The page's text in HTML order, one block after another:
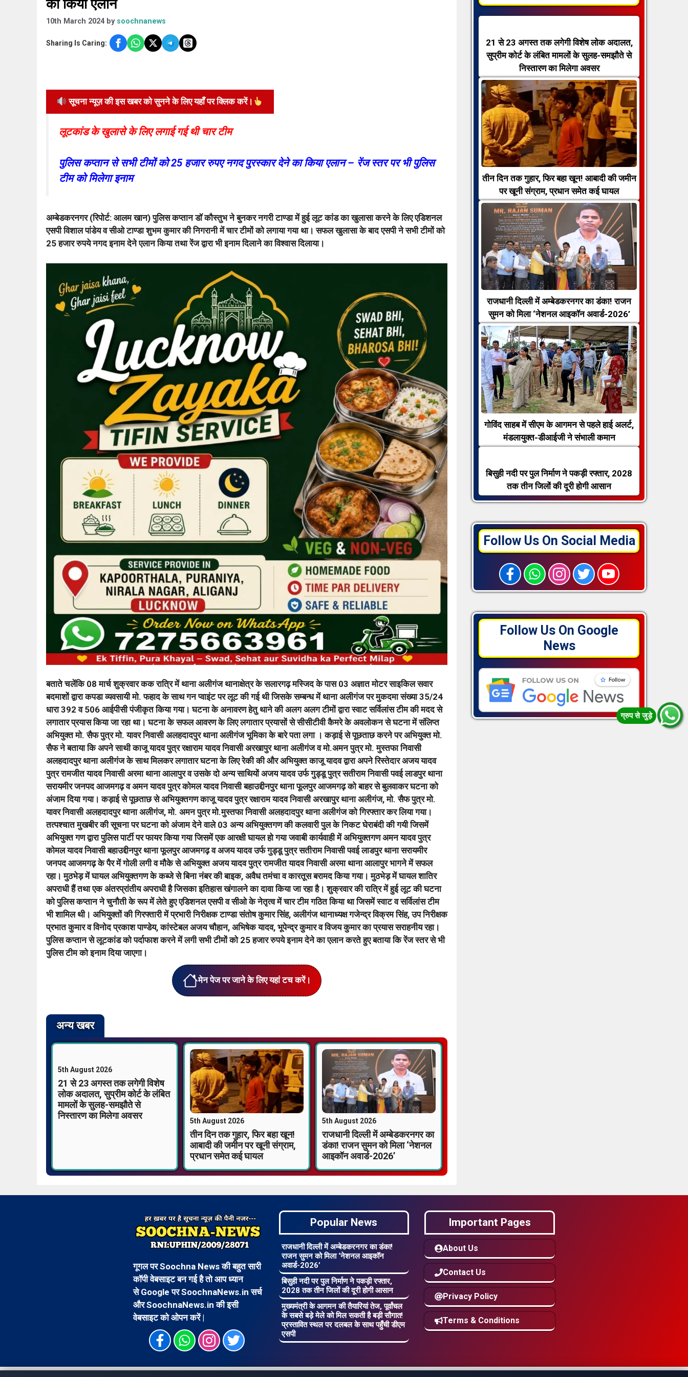
का किया एलान
10th March 2024 by soochnanews
Sharing Is Caring:
सूचना न्यूज़ की इस खबर को सुनने के लिए यहाँ पर क्लिक करें।
लूटकांड के खुलासे के लिए लगाई गई थी चार टीम
पुलिस कप्तान से सभी टीमों को 25 हजार रुपए नगद पुरस्कार देने का किया एलान – रेंज स्तर पर भी पुलिस
टीम को मिलेगा इनाम
अम्बेडकरनगर (रिपोर्ट: आलम खान) पुलिस कप्तान डॉ कौस्तुभ ने बुनकर नगरी टाण्डा में हुई लूट कांड का खुलासा करने के लिए एडिशनल
एसपी विशाल पांडेय व सीओ टाण्डा शुभम कुमार की निगरानी में चार टीमों को लगाया गया था। सफल खुलासा के बाद एसपी ने सभी टीमों को
25 हजार रुपये नगद इनाम देने एलान किया तथा रेंज द्वारा भी इनाम दिलाने का विश्वास दिलाया।
बताते चलेंकि 08 मार्च शुक्रवार कक रात्रि में थाना अलीगंज थानाक्षेत्र के सलारगढ़ मस्जिद के पास 03 अज्ञात मोटर साइकिल सवार
बदमाशों द्वारा कपडा व्यवसायी मो. फहाद के साथ गन प्वाइंट पर लूट की गई थी जिसके सम्बन्ध में थाना अलीगंज पर मुकदमा संख्या 35/24
धारा 392 व 506 आईपीसी पंजीकृत किया गया। घटना के अनावरण हेतु थाने की अलग अलग टीमों द्वारा स्वाट सर्विलांस टीम की मदद से
लगातार प्रयास किया जा रहा था। घटना के सफल आवरण के लिए लगातार प्रयासों से सीसीटीवी कैमरे के अवलोकन से घटना में संलिप्त
अभियुक्त मो. सैफ पुत्र मो. यावर निवासी अलहदादपुर थाना अलीगंज भूमिका के बारे पता लगा । कड़ाई से पूछताछ करने पर अभियुक्त मो.
सैफ ने बताया कि अपने साथी काजू यादव पुत्र रक्षाराम यादव निवासी अरखापुर थाना अलीगंज व मो.अमन पुत्र मो. मुस्तफा निवासी
अलहदादपुर थाना अलीगंज के साथ मिलकर लगातार घटना के लिए रेकी की और अभियुक्त काजू यादव द्वारा अपने रिस्तेदार अजय यादव
पुत्र रामजीत यादव निवासी अरमा थाना आलापुर व उसके दो अन्य साथियों अजय यादव उर्फ गुड्डू पुत्र सतीराम निवासी पवई लाडपुर थाना
सरायमीर जनपद आजमगढ़ व अमन यादव पुत्र कोमल यादव निवासी बहाउद्दीनपुर थाना फूलपुर आजमगढ़ को बाहर से बुलवाकर घटना को
अंजाम दिया गया। कड़ाई से पूछताछ से अभियुक्तगण काजू यादव पुत्र रक्षाराम यादव निवासी अरखापुर थाना अलीगंज, मो. सैफ पुत्र मो.
यावर निवासी अलहदादपुर थाना अलीगंज, मो. अमन पुत्र मो.मुस्तफा निवासी अलहदादपुर थाना अलीगंज को गिरफ्तार कर लिया गया।
तत्पश्चात मुखबीर की सूचना पर घटना को अंजाम देने वाले 03 अन्य अभियुक्तगण की कलवारी पुल के निकट घेराबंदी की गयी जिसमें
अभियुक्त गण द्वारा पुलिस पार्टी पर फायर किया गया जिसमें एक आरक्षी घायल हो गया जवाबी कार्यवाही में अभियुक्तगण अमन यादव पुत्र
कोमल यादव निवासी बहाउद्दीनपुर थाना फूलपुर आजमगढ़ व अजय यादव उर्फ गुड्डू पुत्र सतीराम निवासी पवई लाडपुर थाना सरायमीर
जनपद आजमगढ़ के पैर में गोली लगी व मौके से अभियुक्त अजय यादव पुत्र रामजीत यादव निवासी अरमा थाना आलापुर भागने में सफल
रहा। मुठभेड़ में घायल अभियुक्तगण के कब्जे से बिना नंबर की बाइक, अवैध तमंचा व कारतूस बरामद किया गया। मुठभेड़ में घायल शातिर
अपराधी हैं तथा एक अंतरप्रांतीय अपराधी है जिसका इतिहास खंगालने का दावा किया जा रहा है। शुक्रवार की रात्रि में हुई लूट की घटना
को पुलिस कप्तान ने चुनौती के रूप में लेते हुए एडिशनल एसपी व सीओ के नेतृत्व में चार टीम गठित किया था जिसमें स्वाट व सर्विलांस टीम
भी शामिल थी। अभियुक्तों की गिरफ्तारी में प्रभारी निरीक्षक टाण्डा संतोष कुमार सिंह, अलीगंज थानाध्यक्ष गजेन्द्र विक्रम सिंह, उप निरीक्षक
प्रभात कुमार व विनोद प्रकाश पाण्डेय, कांस्टेबल अजय चौहान, अभिषेक यादव, भूपेन्द्र कुमार व विजय कुमार का प्रयास सराहनीय रहा।
पुलिस कप्तान से लूटकांड को पर्दाफाश करने में लगी सभी टीमों को 25 हजार रुपये इनाम देने का एलान करते हुए बताया कि रेंज स्तर से भी
पुलिस टीम को इनाम दिया जाएगा।
मेन पेज पर जाने के लिए यहां टच करें।
अन्य खबर
5th August 2026
21 से 23 अगस्त तक लगेगी विशेष
लोक अदालत, सुप्रीम कोर्ट के लंबित
मामलों के सुलह-समझौते से
निस्तारण का मिलेगा अवसर
5th August 2026
तीन दिन तक गुहार, फिर बहा खून!
आबादी की जमीन पर खूनी संग्राम,
प्रधान समेत कई घायल
5th August 2026
राजधानी दिल्ली में अम्बेडकरनगर का
डंका! राजन सुमन को मिला ‘नेशनल
आइकॉन अवार्ड-2026’
21 से 23 अगस्त तक लगेगी विशेष लोक अदालत,
सुप्रीम कोर्ट के लंबित मामलों के सुलह-समझौते से
निस्तारण का मिलेगा अवसर
तीन दिन तक गुहार, फिर बहा खून! आबादी की जमीन
पर खूनी संग्राम, प्रधान समेत कई घायल
राजधानी दिल्ली में अम्बेडकरनगर का डंका! राजन
सुमन को मिला ‘नेशनल आइकॉन अवार्ड-2026’
गोविंद साहब में सीएम के आगमन से पहले हाई अलर्ट,
मंडलायुक्त-डीआईजी ने संभाली कमान
बिसुही नदी पर पुल निर्माण ने पकड़ी रफ्तार, 2028
तक तीन जिलों की दूरी होगी आसान
Follow Us On Social Media
Follow Us On Google
News
गूगल पर Soochna News की बहुत सारी
कॉपी वेबसाइट बन गई है तो आप ध्यान
से Google पर SoochnaNews.in सर्च
और SoochnaNews.in की इसी
वेबसाइट को ओपन करें |
Popular News
राजधानी दिल्ली में अम्बेडकरनगर का डंका!
राजन सुमन को मिला ‘नेशनल आइकॉन
अवार्ड-2026’
बिसुही नदी पर पुल निर्माण ने पकड़ी रफ्तार,
2028 तक तीन जिलों की दूरी होगी आसान
मुख्यमंत्री के आगमन की तैयारियां तेज, पूर्वांचल
के सबसे बड़े मेले को मिल सकती है बड़ी सौगात!
प्रस्तावित स्थल पर दलबल के साथ पहुँची डीएम
एसपी
Important Pages
About Us
Contact Us
Privacy Policy
Terms & Conditions